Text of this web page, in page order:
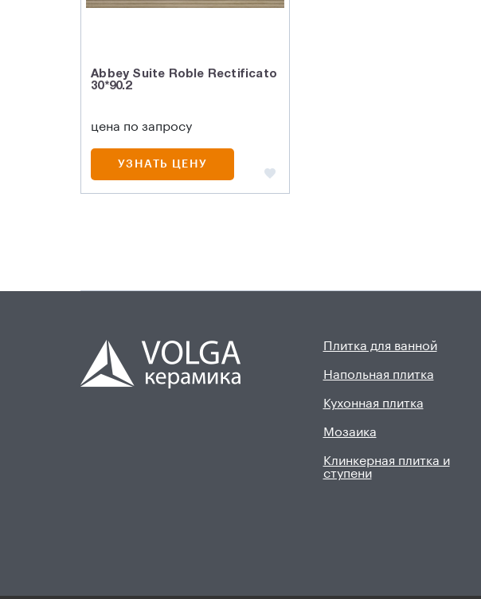
Abbey Suite Roble Rectificato
30*90.2
цена по запросу
УЗНАТЬ ЦЕНУ
Плитка для ванной
Напольная плитка
Кухонная плитка
Мозаика
Клинкерная плитка и
ступени